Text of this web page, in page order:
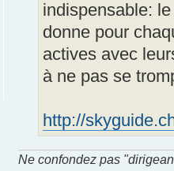
indispensable:
donne pour
actives avec
à ne pas se
http://
Ne confondez pas